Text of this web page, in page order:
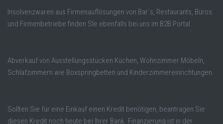
Insolvenzwaren aus Firmenauflösungen von Bar´s, Restaurants, Büros
und Firmenbetriebe finden SIe ebenfalls bei uns im B2B Portal.
Abverkauf von Ausstellungsstücken Küchen, Wohnzimmer Möbeln,
Schlafzimmern wie Boxspringbetten und Kinderzimmereinrichtungen.
Sollten Sie für eine Einkauf einen Kredit benötigen, beantragen Sie
diesen Kredit noch heute bei Ihrer Bank. Finanzierung ist in der